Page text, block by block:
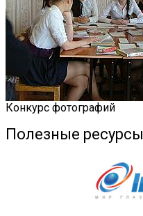
Конкурс фотографий
Полезные ресурсы